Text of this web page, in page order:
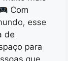
Com
esse
de
para
que